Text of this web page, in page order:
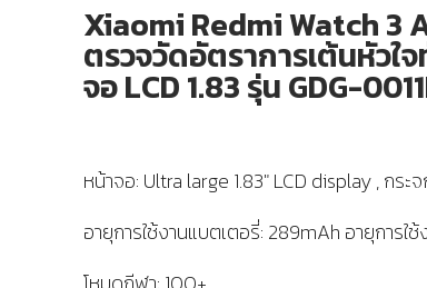
Xiaomi Redmi Watch 3
ตรวจวัดอัตราการเต้นหัวใ
จอ LCD 1.83 รุ่น GDG-
หน้าจอ: Ultra large 1.83″ LCD display , กระ
อายุการใช้งานแบตเตอรี่: 289mAh อายุการใ